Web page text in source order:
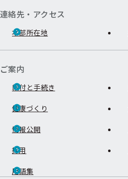
連絡先・アクセス
本部所在地
ご案内
給付と手続き
健康づくり
情報公開
採用
用語集